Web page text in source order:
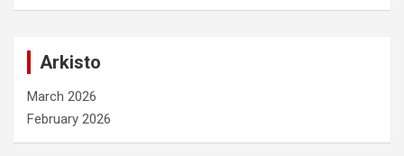
Arkisto
March 2026
February 2026